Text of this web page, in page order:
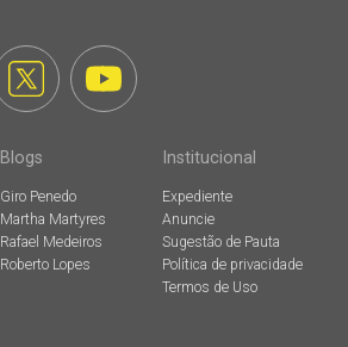
Blogs
Giro Penedo
Martha Martyres
Rafael Medeiros
Roberto Lopes
Institucional
Expediente
Anuncie
Sugestão de Pauta
Política de privacidade
Termos de Uso